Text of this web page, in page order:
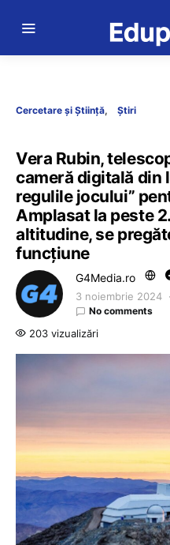
Cercetare și Știință Știri
Vera Rubin,
cameră digitală din
regulile jocului”
Amplasat la peste
altitudine, se
funcțiune
G4Media.ro
3 noiembrie 2024
No comments
203 vizualizări